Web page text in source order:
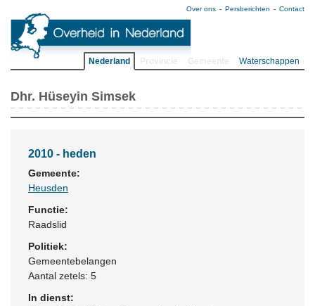
Over ons Persberichten Contact
Nederland Waterschappen
Dhr. Hüseyin Simsek
2010 - heden
Gemeente:
Heusden
Functie:
Raadslid
Politiek:
Gemeentebelangen
Aantal zetels: 5
In dienst: